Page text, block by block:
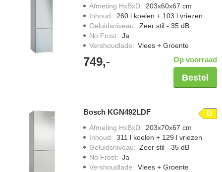
Afmeting HxBxD: 203x60x67 cm
Inhoud: 260 l koelen + 103 l vriezen
Geluidsniveau: Zeer stil - 35 dB
No Frost: Ja
Vershoudlade: Vlees + Groente
749,- Op voorraad
Bestel
Bosch KGN492LDF D
Afmeting HxBxD: 203x70x67 cm
Inhoud: 311 l koelen + 129 l vriezen
Geluidsniveau: Zeer stil - 35 dB
No Frost: Ja
Vershoudlade: Vlees + Groente